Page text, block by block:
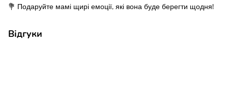
💐 Подаруйте мамі щирі емоції, які вона буде берегти щодня!
Відгуки